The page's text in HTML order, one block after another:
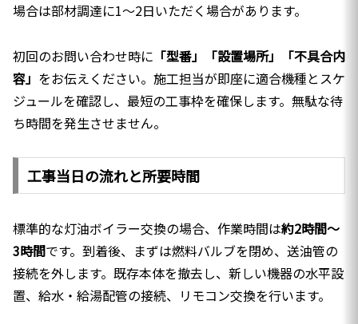
場合は部材調達に1〜2日いただく場合があります。
初回のお問い合わせ時に 「型番」「設置場所」「不具合内
容」 をお伝えください。施工担当が即座に適合機種とスケ
ジュールを確認し、最短の工事枠を確保します。無駄な待
ち時間を発生させません。
工事当日の流れと所要時間
標準的な灯油ボイラー交換の場合、作業時間は約2時間〜
3時間です。到着後、まずは燃料バルブを閉め、送油管の
接続を外します。既存本体を撤去し、新しい機器の水平設
置、給水・給湯配管の接続、リモコン交換を行います。